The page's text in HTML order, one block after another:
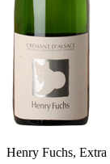
Henry Fuchs, Extra